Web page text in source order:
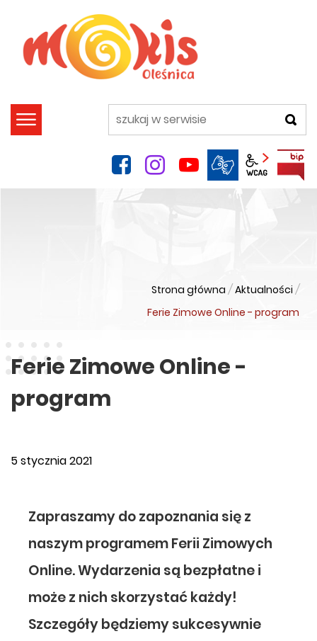
szukaj
facebookinstagram
YouTube
Panel
Strona główna / Aktualności /
Ferie Zimowe Online - program
Ferie Zimowe Online -
program
5 stycznia 2021
Zapraszamy do zapoznania się z
naszym programem Ferii Zimowych
Online. Wydarzenia są bezpłatne i
może z nich skorzystać każdy!
Szczegóły będziemy sukcesywnie